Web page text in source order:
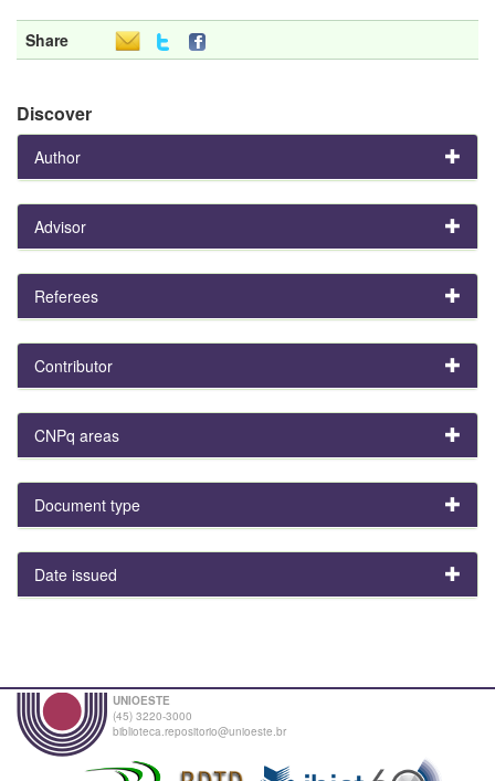
Share
Discover
Author
Advisor
Referees
Contributor
CNPq areas
Document type
Date issued
UNIOESTE
(45) 3220-3000
biblioteca.repositorio@unioeste.br